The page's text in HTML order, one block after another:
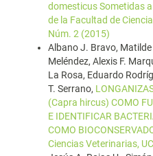
domesticus Sometidas
de la Facultad de
Núm. 2 (2015)
Albano J. Bravo,
Meléndez, Alexis F.
La Rosa, Eduardo
T. Serrano,
(Capra hircus) COMO
E IDENTIFICAR
COMO
Ciencias Veterinarias,